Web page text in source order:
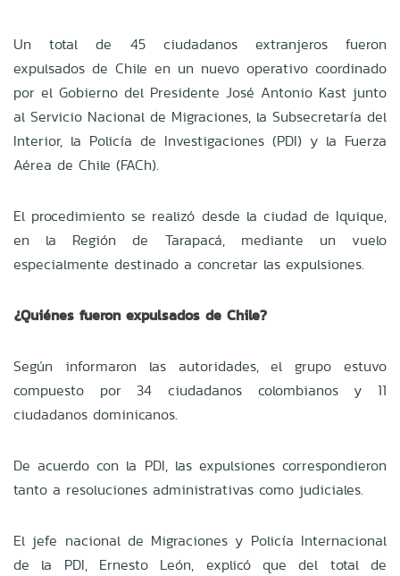
Un total de 45 ciudadanos extranjeros fueron
expulsados de Chile en un nuevo operativo coordinado
por el Gobierno del Presidente José Antonio Kast junto
al Servicio Nacional de Migraciones, la Subsecretaría del
Interior, la Policía de Investigaciones (PDI) y la Fuerza
Aérea de Chile (FACh).
El procedimiento se realizó desde la ciudad de Iquique,
en la Región de Tarapacá, mediante un vuelo
especialmente destinado a concretar las expulsiones.
¿Quiénes fueron expulsados de Chile?
Según informaron las autoridades, el grupo estuvo
compuesto por 34 ciudadanos colombianos y 11
ciudadanos dominicanos.
De acuerdo con la PDI, las expulsiones correspondieron
tanto a resoluciones administrativas como judiciales.
El jefe nacional de Migraciones y Policía Internacional
de la PDI, Ernesto León, explicó que del total de